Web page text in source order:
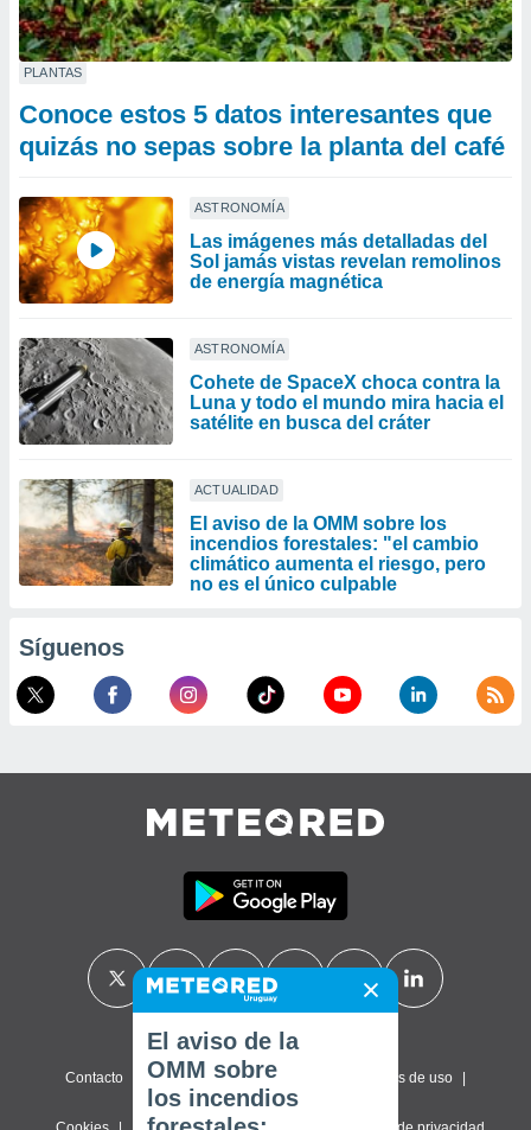
PLANTAS
Conoce estos 5 datos interesantes que
quizás no sepas sobre la planta del café
ASTRONOMÍA
Las imágenes más detalladas del
Sol jamás vistas revelan remolinos
de energía magnética
ASTRONOMÍA
Cohete de SpaceX choca contra la
Luna y todo el mundo mira hacia el
satélite en busca del cráter
ACTUALIDAD
El aviso de la OMM sobre los
incendios forestales: "el cambio
climático aumenta el riesgo, pero
no es el único culpable
Síguenos
Contacto Sobre nosotros Términos de uso
El aviso de la
OMM sobre
los incendios